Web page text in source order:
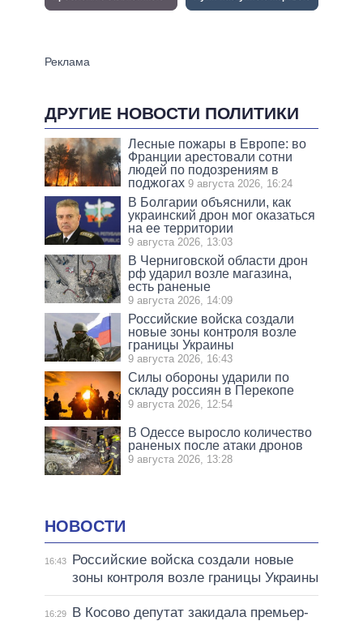
ДРУГИЕ НОВОСТИ ПОЛИТИКИ
Лесные пожары в Европе: во
Франции арестовали сотни
людей по подозрениям в
поджогах 9 августа 2026, 16:24
В Болгарии объяснили, как
украинский дрон мог оказаться
на ее территории
9 августа 2026, 13:03
В Черниговской области дрон
рф ударил возле магазина,
есть раненые
9 августа 2026, 14:09
Российские войска создали
новые зоны контроля возле
границы Украины
9 августа 2026, 16:43
Силы обороны ударили по
складу россиян в Перекопе
9 августа 2026, 12:54
В Одессе выросло количество
раненых после атаки дронов
9 августа 2026, 13:28
НОВОСТИ
16:43
Российские войска создали новые
зоны контроля возле границы Украины
16:29
В Косово депутат закидала премьер-